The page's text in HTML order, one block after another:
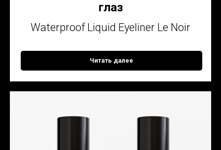
глаз
Waterproof Liquid Eyeliner Le Noir
Читать далее